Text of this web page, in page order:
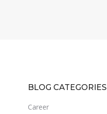
BLOG CATEGORIES
Career